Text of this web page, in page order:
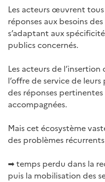
Les acteurs œuvrent
réponses aux besoins
s’adaptant aux
publics concernés.
Les acteurs de
l’offre de service de
des réponses
accompagnées.
Mais cet écosystème
des problèmes
➡ temps perdu dans la
puis la mobilisation des